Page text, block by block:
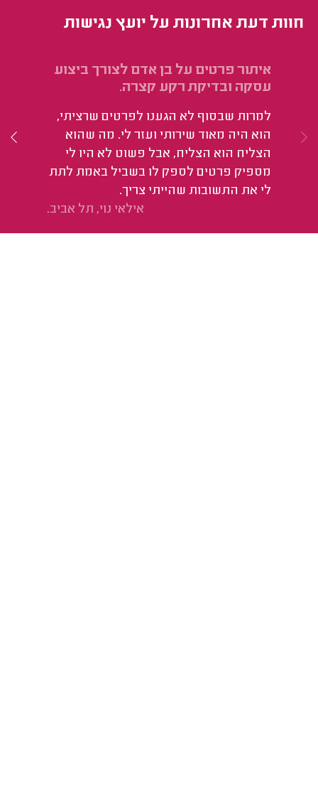
חוות דעת אחרונות על יועץ נגישות
איתור פרטים על בן אדם לצורך ביצוע
עסקה ובדיקת רקע קצרה.
למרות שבסוף לא הגענו לפרטים שרציתי,
הוא היה מאוד שירותי ועזר לי. מה שהוא
הצליח הוא הצליח, אבל פשוט לא היו לי
מספיק פרטים לספק לו בשביל באמת לתת
לי את התשובות שהייתי צריך.
אילאי נוי, תל אביב.